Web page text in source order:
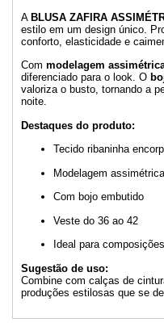
A BLUSA ZAFIRA
estilo em um design único.
conforto, elasticidade e
Com modelagem
diferenciado para o look. O
valoriza o busto, tornando a
noite.
Destaques do produto:
Tecido ribaninha
Modelagem
Com bojo embutido
Veste do 36 ao 42
Ideal para
Sugestão de uso:
Combine com calças de
produções estilosas que se